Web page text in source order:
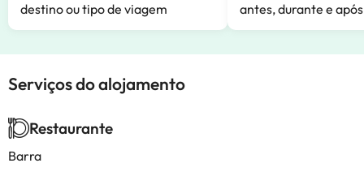
destino ou tipo de viagem
antes, durante e
Serviços do alojamento
Restaurante
Barra